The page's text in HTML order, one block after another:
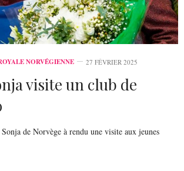
NORVÉGIENNE 27 FÉVRIER 2025
visite un club de
de Norvège à rendu une visite aux jeunes